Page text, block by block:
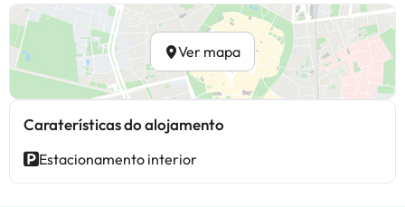
Ver mapa
Caraterísticas do alojamento
Estacionamento interior